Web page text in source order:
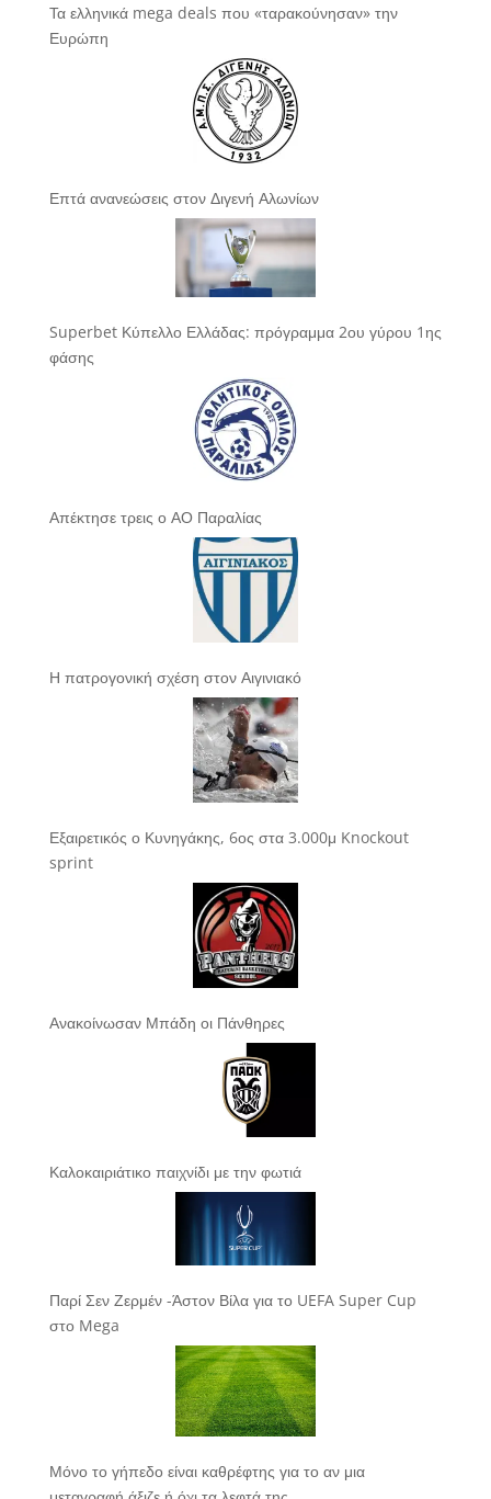
Τα ελληνικά mega deals που «ταρακούνησαν» την
Ευρώπη
Επτά ανανεώσεις στον Διγενή Αλωνίων
Superbet Κύπελλο Ελλάδας: πρόγραμμα 2ου γύρου 1ης
φάσης
Απέκτησε τρεις ο ΑΟ Παραλίας
Η πατρογονική σχέση στον Αιγινιακό
Εξαιρετικός ο Κυνηγάκης, 6ος στα 3.000μ Knockout
sprint
Ανακοίνωσαν Μπάδη οι Πάνθηρες
Καλοκαιριάτικο παιχνίδι με την φωτιά
Παρί Σεν Ζερμέν -Άστον Βίλα για το UEFA Super Cup
στο Mega
Μόνο το γήπεδο είναι καθρέφτης για το αν μια